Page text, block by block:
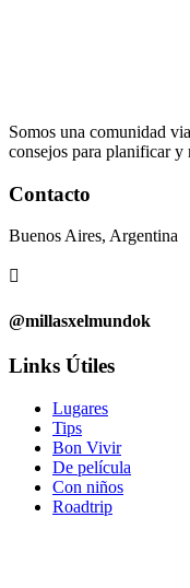
Somos una comunidad
consejos para planificar y
Contacto
Buenos Aires, Argentina

@millasxelmundok
Links Útiles
Lugares
Tips
Bon Vivir
De película
Con niños
Roadtrip